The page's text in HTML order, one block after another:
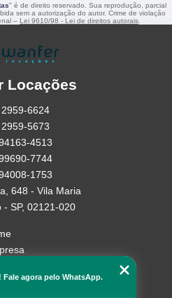
" é de direito reservado. Sua reprodução, parcial
sem a autorização do autor. Crime de violação
– Lei 9610/98 - Lei de direitos autorais
Locações
2959-6624
5673
4513
7744
1753
648 - Vila Maria
- SP, 02121-020
Fale agora pelo WhatsApp.